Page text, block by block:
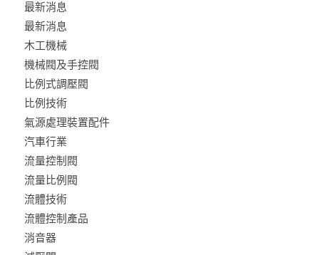
最新消息
最新消息
木工機械
機械閥及手控閥
比例式調壓閥
比例技術
氣源處理裝置配件
汽車行業
流量控制閥
流量比例閥
流體技術
流體控制產品
消音器